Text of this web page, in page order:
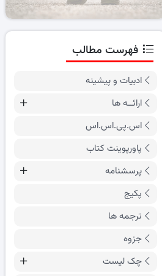
فهرست مطالب
ادبیات و پیشینه
ارائــه ها
اس.پی.اس.اس
پاورپوینت کتاب
پرسشنامه
پکیج
ترجمه ها
جزوه
چک لیست